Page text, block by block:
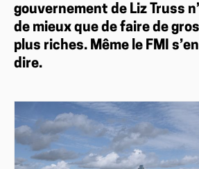
gouvernement de Liz Truss
de mieux que de faire de
plus riches. Même le FMI
dire.